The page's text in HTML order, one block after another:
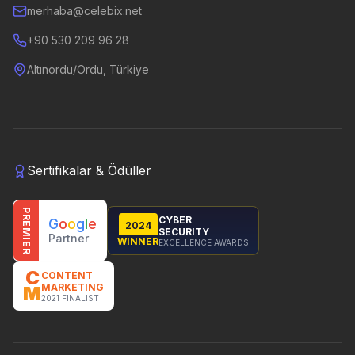
merhaba@celebix.net
+90 530 209 96 28
Altınordu/Ordu, Türkiye
Sertifikalar & Ödüller
PREMIER Google
Partner
2024
WINNER
CYBER
SECURITY
EXCELLENCE AWARDS
C
M
CONTENT
MARKETING
2021 FINALIST